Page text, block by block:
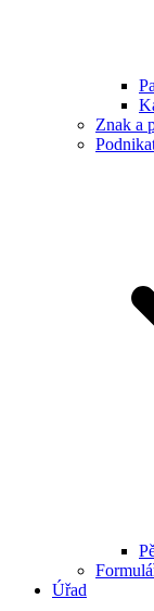
Znak a
Úřad